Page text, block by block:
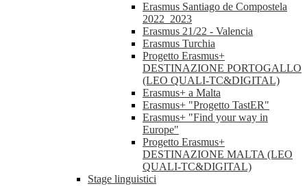
Erasmus Santiago de Compostela
2022_2023
Erasmus 21/22 - Valencia
Erasmus Turchia
Progetto Erasmus+
DESTINAZIONE PORTOGALLO
(LEO QUALI-TC&DIGITAL)
Erasmus+ a Malta
Erasmus+ "Progetto TastER"
Erasmus+ "Find your way in
Europe"
Progetto Erasmus+
DESTINAZIONE MALTA (LEO
QUALI-TC&DIGITAL)
Stage linguistici